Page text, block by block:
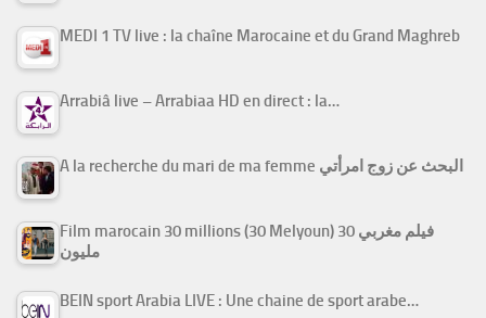
MEDI 1 TV live : la chaîne Marocaine et du Grand Maghreb
Arrabiâ live – Arrabiaa HD en direct : la…
A la recherche du mari de ma femme البحث عن زوج امرأتي
Film marocain 30 millions (30 Melyoun) فيلم مغربي 30
مليون
BEIN sport Arabia LIVE : Une chaine de sport arabe…